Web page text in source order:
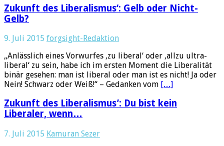
Zukunft des Liberalismus‘: Gelb oder Nicht-
Gelb?
9. Juli 2015 forgsight-Redaktion
„Anlässlich eines Vorwurfes ‚zu liberal‘ oder ‚allzu ultra-
liberal‘ zu sein, habe ich im ersten Moment die Liberalität
binär gesehen: man ist liberal oder man ist es nicht! Ja oder
Nein! Schwarz oder Weiß!“ – Gedanken vom […]
Zukunft des Liberalismus’: Du bist kein
Liberaler, wenn…
7. Juli 2015 Kamuran Sezer